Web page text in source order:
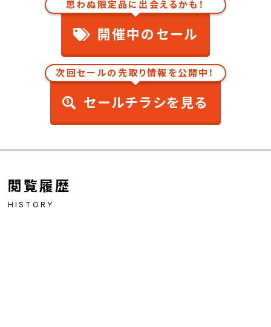
思わぬ限定品に出会えるかも！
開催中のセール
次回セールの先取り情報を公開中！
セールチラシを見る
閲覧履歴
HISTORY